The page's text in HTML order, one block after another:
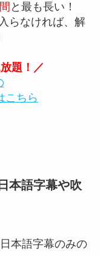
と最も長い！
らなければ、解
題！／
こちら
本語字幕や吹
本語字幕のみの